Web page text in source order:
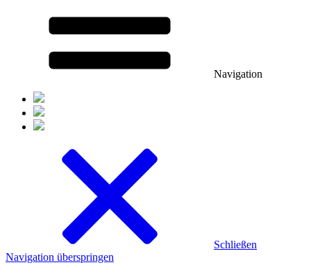
Navigation
Schließen
Navigation überspringen